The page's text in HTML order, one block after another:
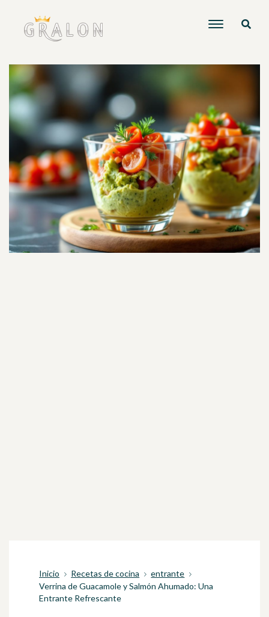
Inicio Recetas de cocina
entrante
Verrina de Guacamole y Salmón Ahumado: Una
Entrante Refrescante